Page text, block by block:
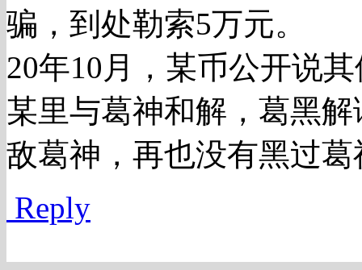
骗，到处勒索5万元。
20年10月，某币公开说
某里与葛神和解，葛黑
敌葛神，再也没有黑过葛
Reply